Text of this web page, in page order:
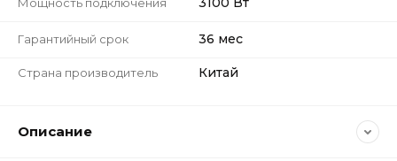
Гарантийный срок 36 мес
Страна производитель Китай
Описание